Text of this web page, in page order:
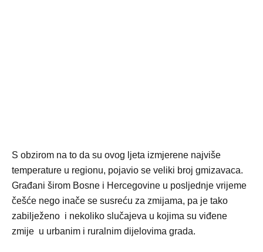
S obzirom na to da su ovog ljeta izmjerene najviše
temperature u regionu, pojavio se veliki broj gmizavaca.
Građani širom Bosne i Hercegovine u posljednje vrijeme
češće nego inače se susreću za zmijama, pa je tako
zabilježeno i nekoliko slučajeva u kojima su viđene
zmije u urbanim i ruralnim dijelovima grada.